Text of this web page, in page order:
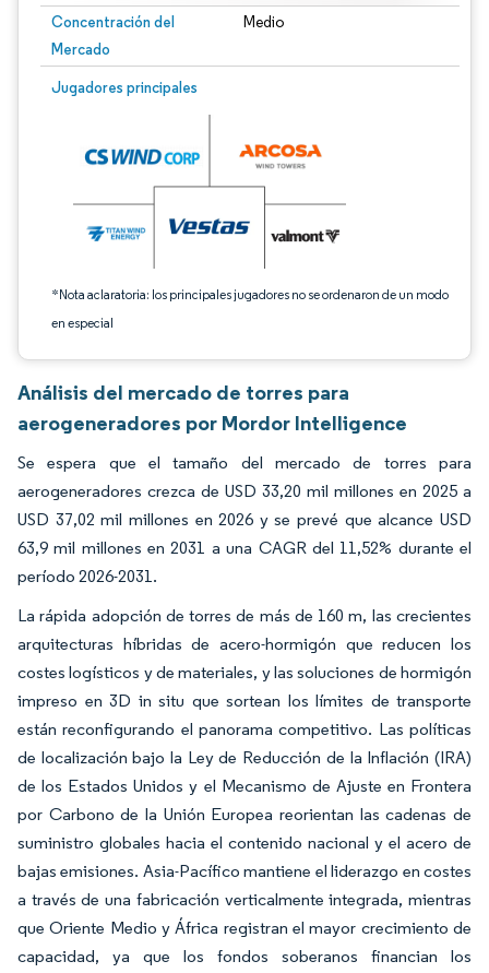
Concentración del
Mercado
Medio
Jugadores principales
*Nota aclaratoria: los principales jugadores no se ordenaron de un modo
en especial
Imagen © Mordor Intelligence. El uso requiere atribución según CC BY 4.0.
Análisis del mercado de torres para
aerogeneradores por Mordor Intelligence
Se espera que el tamaño del mercado de torres para
aerogeneradores crezca de USD 33,20 mil millones en 2025 a
USD 37,02 mil millones en 2026 y se prevé que alcance USD
63,9 mil millones en 2031 a una CAGR del 11,52% durante el
período 2026-2031.
La rápida adopción de torres de más de 160 m, las crecientes
arquitecturas híbridas de acero-hormigón que reducen los
costes logísticos y de materiales, y las soluciones de hormigón
impreso en 3D in situ que sortean los límites de transporte
están reconfigurando el panorama competitivo. Las políticas
de localización bajo la Ley de Reducción de la Inflación (IRA)
de los Estados Unidos y el Mecanismo de Ajuste en Frontera
por Carbono de la Unión Europea reorientan las cadenas de
suministro globales hacia el contenido nacional y el acero de
bajas emisiones. Asia-Pacífico mantiene el liderazgo en costes
a través de una fabricación verticalmente integrada, mientras
que Oriente Medio y África registran el mayor crecimiento de
capacidad, ya que los fondos soberanos financian los